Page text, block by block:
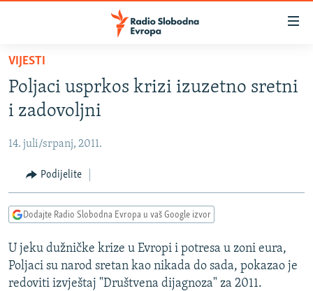
Pređite
glavni
sadržaj
na
navigaciju
Pređite
na
VIJESTI
BOSNA I HERCEGOVINA
KOSOVO
CRNA GORA
VIDEO
FOTOGALERIJE
INFOGRAFIKE
PODCASTI
RAT U UKRAJINI
KINA NA BALKANU
VIJESTI
Poljaci usprkos krizi izuzetno sretni
i zadovoljni
14. juli/srpanj, 2011.
Podijelite
Dodajte Radio Slobodna Evropa u vaš Google izvor
U jeku dužničke krize u Evropi i potresa u zoni eura,
Poljaci su narod sretan kao nikada do sada, pokazao je
redoviti izvještaj "Društvena dijagnoza" za 2011.